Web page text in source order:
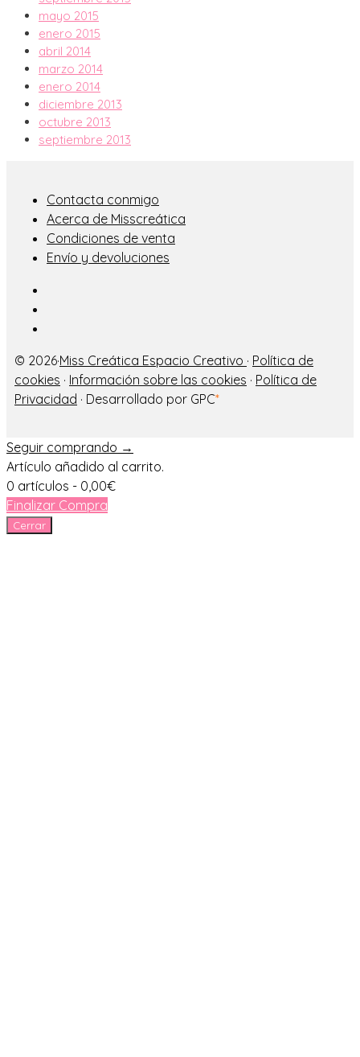
mayo 2015
enero 2015
abril 2014
marzo 2014
enero 2014
diciembre 2013
octubre 2013
septiembre 2013
Contacta conmigo
Acerca de Misscreática
Condiciones de venta
Envío y devoluciones
© 2026·Miss Creática Espacio Creativo · Política de
cookies · Información sobre las cookies · Política de
Privacidad · Desarrollado por GPC*
Seguir comprando →
Artículo añadido al carrito.
0 artículos - 0,00€
Finalizar Compra
Cerrar